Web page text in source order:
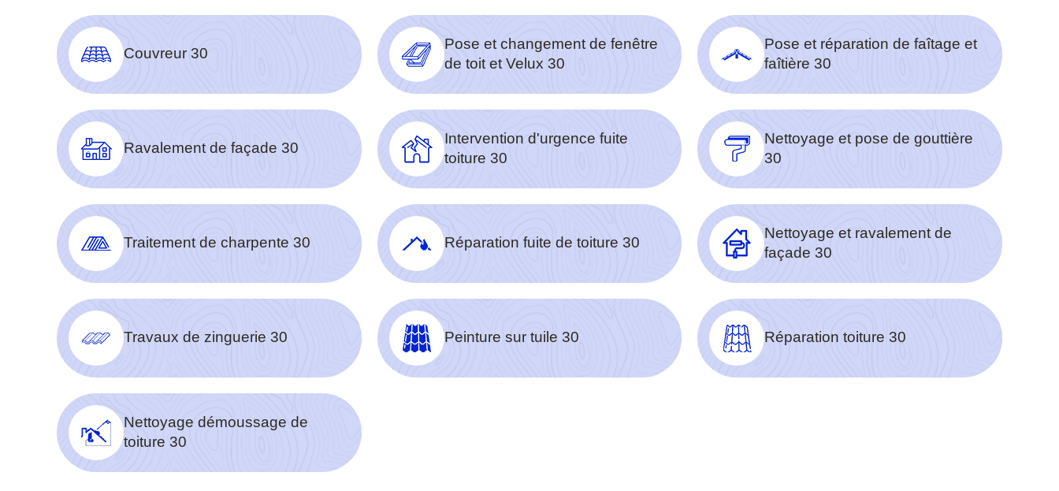
Couvreur 30
Pose et changement de fenêtre
de toit et Velux 30
Pose et réparation de faîtage et
faîtière 30
Ravalement de façade 30
Intervention d'urgence fuite
toiture 30
Nettoyage et pose de gouttière
30
Traitement de charpente 30 Réparation fuite de toiture 30
Nettoyage et ravalement de
façade 30
Travaux de zinguerie 30 Peinture sur tuile 30 Réparation toiture 30
Nettoyage démoussage de
toiture 30